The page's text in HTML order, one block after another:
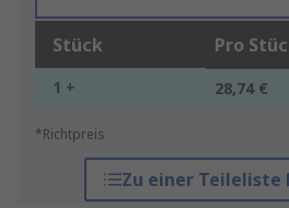
Stück Pro
1 + 28,74 €
*Richtpreis
Zu einer Teileliste